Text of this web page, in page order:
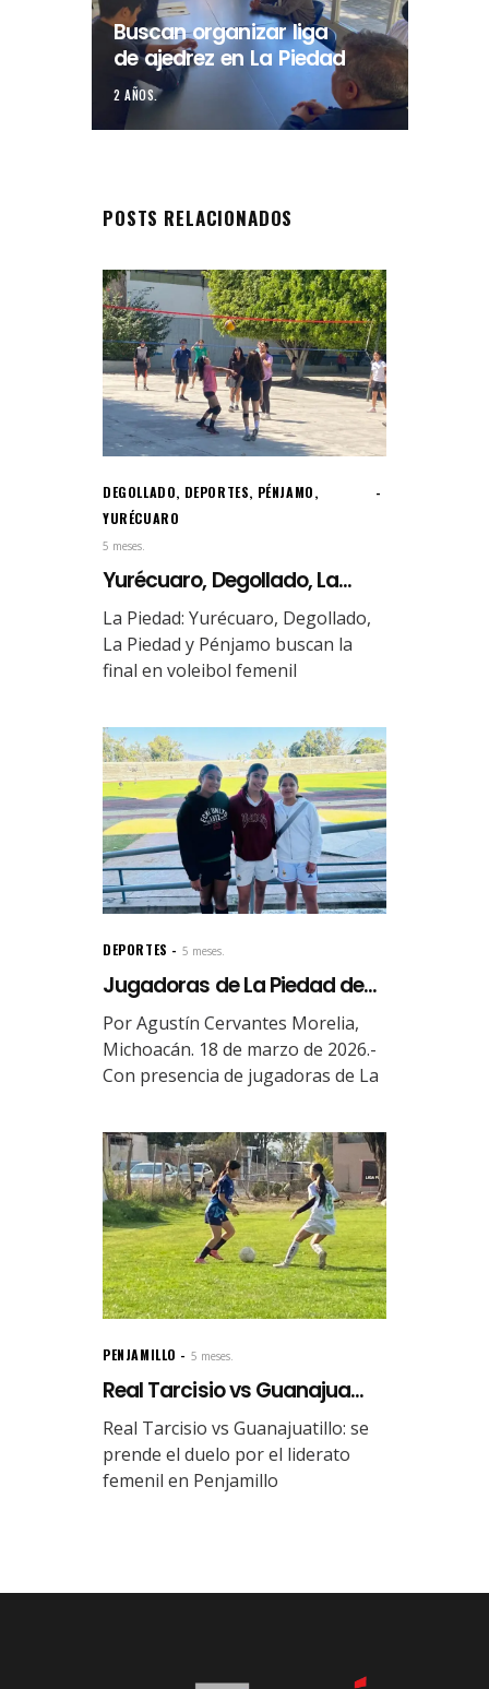
Buscan organizar liga
de ajedrez en La Piedad
2 AÑOS.
POSTS RELACIONADOS
DEGOLLADO, DEPORTES, PÉNJAMO,
YURÉCUARO
5 meses.
Yurécuaro, Degollado, La...
La Piedad: Yurécuaro, Degollado,
La Piedad y Pénjamo buscan la
final en voleibol femenil
DEPORTES 5 meses.
Jugadoras de La Piedad de...
Por Agustín Cervantes Morelia,
Michoacán. 18 de marzo de 2026.-
Con presencia de jugadoras de La
PENJAMILLO 5 meses.
Real Tarcisio vs Guanajua...
Real Tarcisio vs Guanajuatillo: se
prende el duelo por el liderato
femenil en Penjamillo